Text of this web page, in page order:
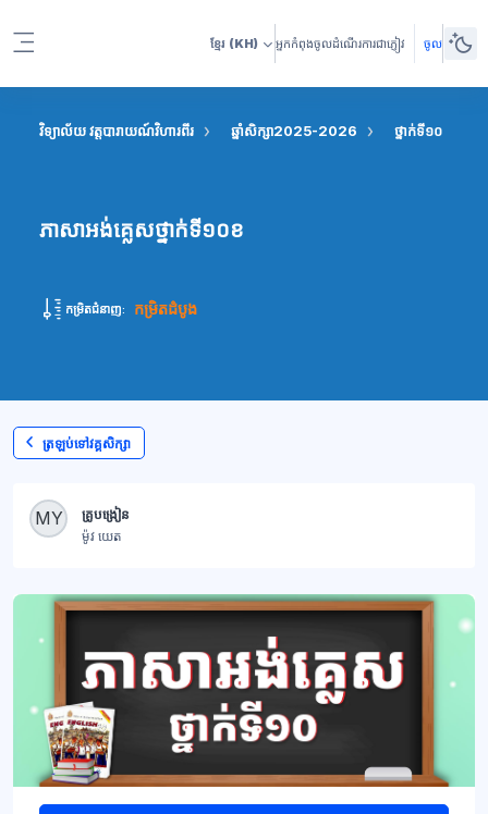
ខ្មែរ (KH) អ្នកកំពុងចូលដំណើរការជាភ្ញៀវ ចូល
វិទ្យាល័យ វត្តបារាយណ៍វិហារពីរ ឆ្នាំសិក្សា2025-2026 ថ្នាក់ទី១០
ភាសាអង់គ្លេសថ្នាក់ទី១០ខ
កម្រិតជំនាញ: កម្រិតដំបូង
ត្រឡប់ទៅវគ្គសិក្សា
ប្លុក MY
គ្រូបង្រៀន
ម៉ូវ យេត